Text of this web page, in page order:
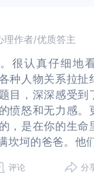
判也不解决，只
耐受会恨自己亲
允许恨的存在和
得不到爱的伤痛
深的丧失感让你
己怜悯，为自己
安全感的建立，
力，取决于你有
爱，而是你可以
决，只是体验和
自己亲人的自己
的存在和流露，
爱的伤痛在呐喊
失感让你感觉无
，为自己的丧失
的建立，取决于
决于你有一定能
是你可以做到把
多事情会反复也
到自己。
反复也是正常的
理解，也会影响
中的课题分离，
个世间行走。别
，但他们作为刺
与冲击，总能被
择和自由，相信
。对于被用财产
的核心不是别人
的需要有多少，
也会影响我们的
题分离，有一个
行走。别人的回
们作为刺激源，
，总能被理解和
由，相信世界之
被用财产和房子
不是别人的控
要有多少，这更
你已经做得足够
原谅也没关系》
有关系”的观念。
的孩子，和完全
遭受的创伤更为
，非常强烈的链
”的遗弃感，是
里，看不出你
以确定的是：·7
）·父亲再婚（分
指责（贬低权威
足够好、非常棒
系》中，提到“
观念。书中分析了
完全被忽视的孩
更为严重。因为
的链接，而忽视
是需要“用一生
你父亲再婚是生
：·7岁左右生母
（分离焦虑）·生
权威，混淆家庭
理作者/优质答主
很认真仔细地
种人物关系拉扯
目，深深感受到
愤怒和无力感。
，是在你的生命
坎坷的爸爸。他
的身后是空无一
种人物关系拉扯
目，深深感受到
愤怒和无力感。
，是在你的生命
坎坷的爸爸。他
是空无一人的感
评论 分